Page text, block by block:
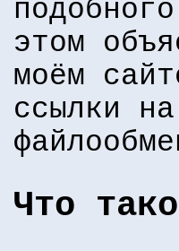
этом
моём
ссылки
Что